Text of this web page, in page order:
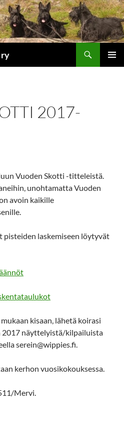
2017-
Vuoden Skotti -titteleistä.
unohtamatta Vuoden
avoin kaikille
pisteiden laskemiseen löytyvät
kisaan, lähetä koirasi
näyttelyistä/kilpailuista
serein@wippies.fi.
kerhon vuosikokouksessa.
Mervi.